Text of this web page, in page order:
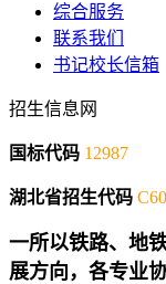
综合服务
联系我们
书记校长信箱
招生信息网
国标代码 12987
湖北省招生代码
一所以铁路、地
展方向，各专业